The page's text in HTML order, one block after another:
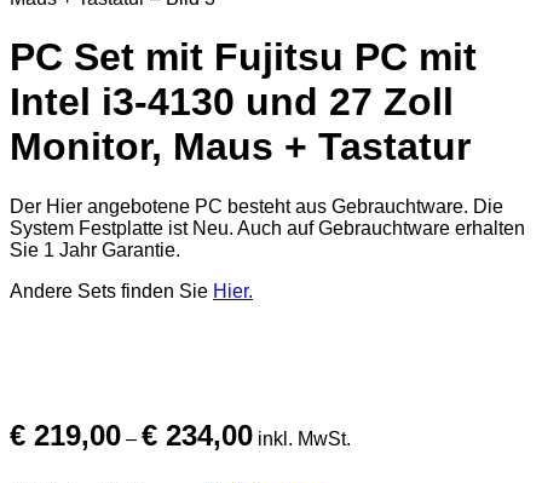
PC Set mit Fujitsu PC mit
Intel i3-4130 und 27 Zoll
Monitor, Maus + Tastatur
Der Hier angebotene PC besteht aus Gebrauchtware. Die
System Festplatte ist Neu. Auch auf Gebrauchtware erhalten
Sie 1 Jahr Garantie.
Andere Sets finden Sie Hier.
€ 219,00 – € 234,00€ 219,00
inkl. MwSt.